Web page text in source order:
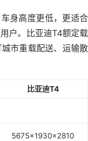
身高度更低，更适合
户。比亚迪T4额定载
市重载配送、运输散
比亚迪T4
5675×1930×2810